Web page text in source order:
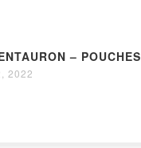
– POUCHES
2022